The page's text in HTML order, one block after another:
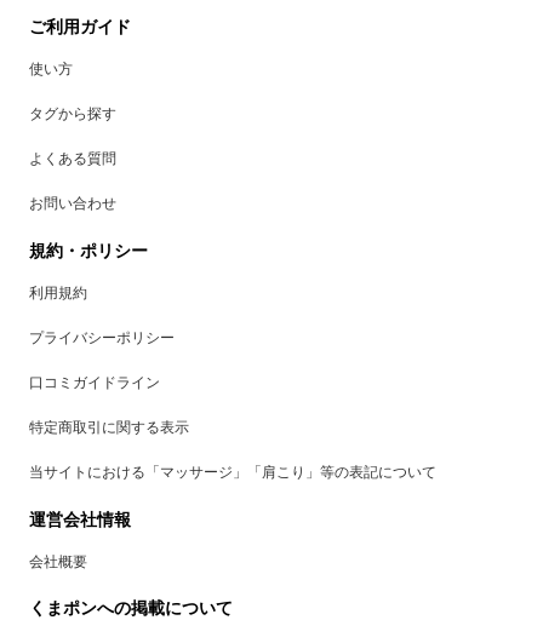
ご利用ガイド
使い方
タグから探す
よくある質問
お問い合わせ
規約・ポリシー
利用規約
プライバシーポリシー
口コミガイドライン
特定商取引に関する表示
当サイトにおける「マッサージ」「肩こり」等の表記について
運営会社情報
会社概要
くまポンへの掲載について